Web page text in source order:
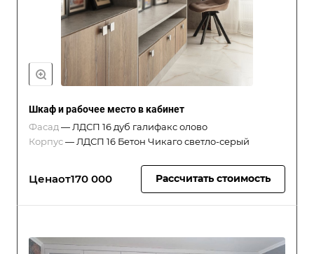
Шкаф и рабочее место в кабинет
Фасад — ЛДСП 16 дуб галифакс олово
Корпус— ЛДСП 16 Бетон Чикаго светло-серый
Ценаот170 000 Рассчитать стоимость